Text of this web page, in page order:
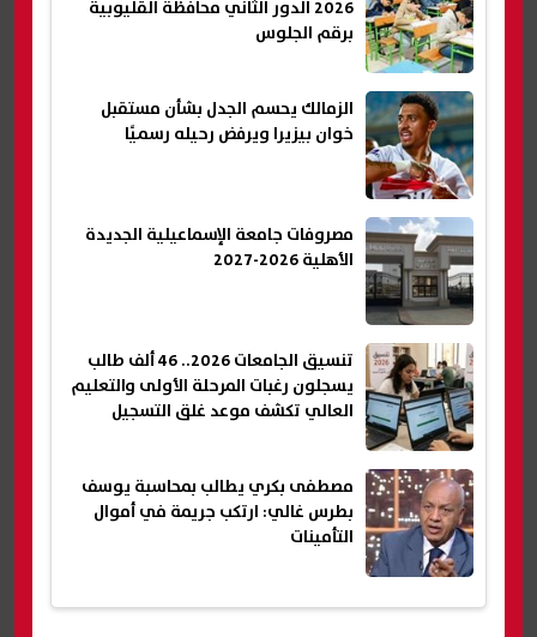
2026 الدور الثاني محافظة القليوبية
برقم الجلوس
الزمالك يحسم الجدل بشأن مستقبل
خوان بيزيرا ويرفض رحيله رسميًا
مصروفات جامعة الإسماعيلية الجديدة
الأهلية 2026-2027
تنسيق الجامعات 2026.. 46 ألف طالب
يسجلون رغبات المرحلة الأولى والتعليم
العالي تكشف موعد غلق التسجيل
مصطفى بكري يطالب بمحاسبة يوسف
بطرس غالي: ارتكب جريمة في أموال
التأمينات